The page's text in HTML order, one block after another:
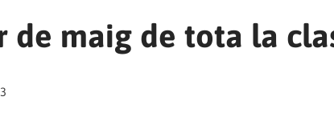
de maig de tota la